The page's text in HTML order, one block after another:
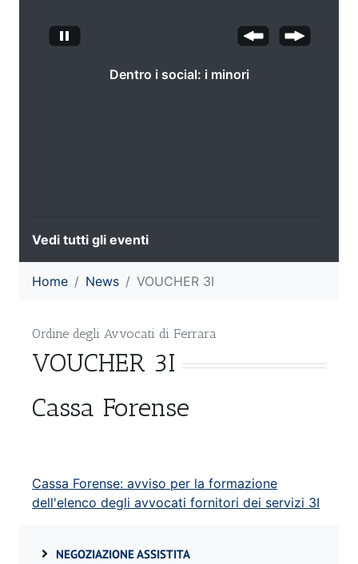
Dentro i social: i minori
Vedi tutti gli eventi
Home News VOUCHER 3I
Ordine degli Avvocati di Ferrara
VOUCHER 3I
Cassa Forense
Cassa Forense: avviso per la formazione
dell'elenco degli avvocati fornitori dei servizi 3I
NEGOZIAZIONE ASSISTITA